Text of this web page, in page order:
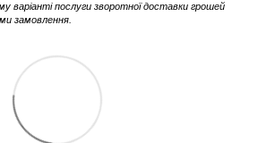
варіанті послуги зворотної доставки грошей
замовлення.